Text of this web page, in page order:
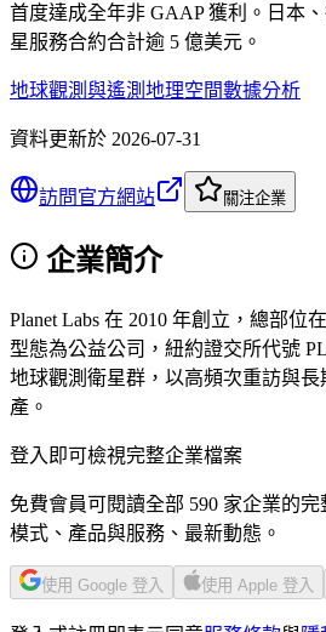
首度達成全年非 GAAP 獲利。日本
星服務合約合計逾 5 億美元。
地球觀測與遙測 地理空間數據分析
資料更新於 2026-07-31
訪問官方網站 關注企業
企業簡介
Planet Labs 在 2010 年創立，總部位
型態為公益公司，紐約證交所代號
地球觀測衛星群，以高頻次重訪與
產。
登入即可檢視完整企業檔案
免費會員可閱讀全部 590 家企業的
模式、產品與服務、最新動態。
使用 Google 登入 使用 Apple 登入